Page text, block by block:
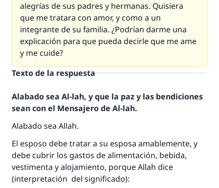
alegrías de sus padres y hermanas. Quisiera
que me tratara con amor, y como a un
integrante de su familia. ¿Podrían darme una
explicación para que pueda decirle que me ame
y me cuide?
Texto de la respuesta
Alabado sea Al-lah, y que la paz y las bendiciones
sean con el Mensajero de Al-lah.
Alabado sea Allah.
El esposo debe tratar a su esposa amablemente, y
debe cubrir los gastos de alimentación, bebida,
vestimenta y alojamiento, porque Allah dice
(interpretación del significado):